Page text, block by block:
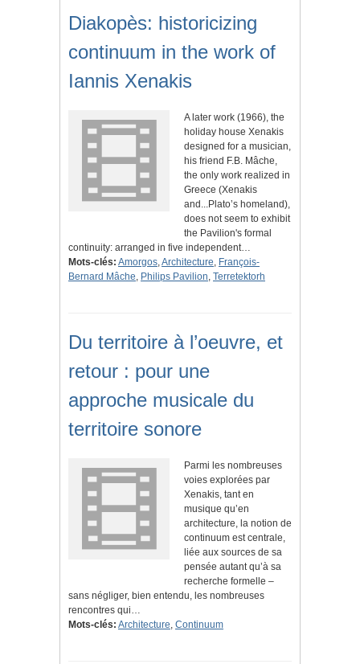
Diakopès: historicizing
continuum in the work of
Iannis Xenakis
A later work (1966), the
holiday house Xenakis
designed for a musician,
his friend F.B. Mâche,
the only work realized in
Greece (Xenakis
and...Plato’s homeland),
does not seem to exhibit
the Pavilion's formal
continuity: arranged in five independent…
Mots-clés: Amorgos,Architecture, François-
Bernard Mâche, Philips Pavilion, Terretektorh
Du territoire à l’oeuvre, et
retour : pour une
approche musicale du
territoire sonore
Parmi les nombreuses
voies explorées par
Xenakis, tant en
musique qu’en
architecture, la notion de
continuum est centrale,
liée aux sources de sa
pensée autant qu’à sa
recherche formelle –
sans négliger, bien entendu, les nombreuses
rencontres qui…
Mots-clés: Architecture, Continuum